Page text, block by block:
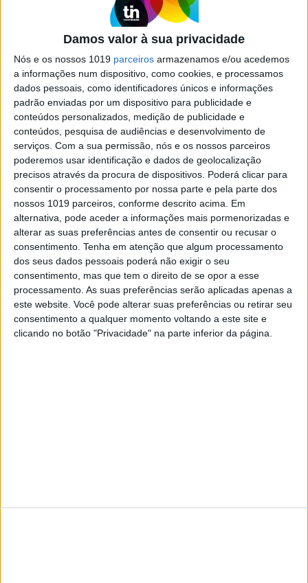
Damos valor à sua privacidade
Nós e os nossos 1019 parceiros armazenamos e/ou acedemos
a informações num dispositivo, como cookies, e processamos
dados pessoais, como identificadores únicos e informações
padrão enviadas por um dispositivo para publicidade e
conteúdos personalizados, medição de publicidade e
conteúdos, pesquisa de audiências e desenvolvimento de
serviços. Com a sua permissão, nós e os nossos parceiros
poderemos usar identificação e dados de geolocalização
precisos através da procura de dispositivos. Poderá clicar para
consentir o processamento por nossa parte e pela parte dos
nossos 1019 parceiros, conforme descrito acima. Em
alternativa, pode aceder a informações mais pormenorizadas e
alterar as suas preferências antes de consentir ou recusar o
consentimento. Tenha em atenção que algum processamento
dos seus dados pessoais poderá não exigir o seu
consentimento, mas que tem o direito de se opor a esse
processamento. As suas preferências serão aplicadas apenas a
este website. Você pode alterar suas preferências ou retirar seu
consentimento a qualquer momento voltando a este site e
clicando no botão "Privacidade" na parte inferior da página.
VISÃO VERDE
Empresas sustentáveis: um comboio
em movimento
Face ao aumento da procura por produtos
financeiros que promovem características de
sustentabilidade ou que visam alcançar objetivos
de sustentabilidade, um bom relato de
sustentabilidade é fundamental para melhorar o
acesso de uma empresa ao capital financeiro
SITES DO GRUPO TRUST IN NEWS